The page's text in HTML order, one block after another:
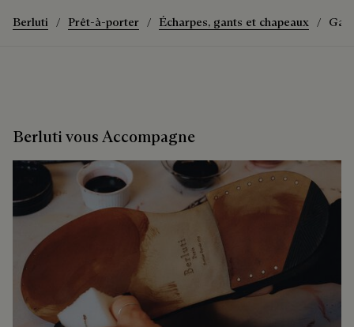
Berluti Prêt-à-porter Écharpes, gants et chapeaux
Berluti vous Accompagne